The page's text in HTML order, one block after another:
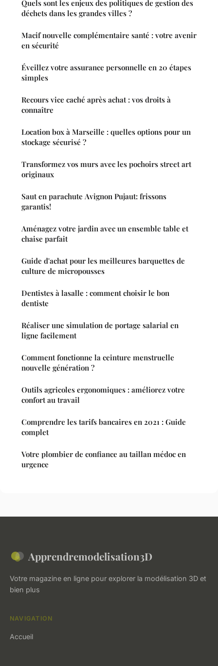
Quels sont les enjeux des politiques de gestion des
déchets dans les grandes villes ?
Macif nouvelle complémentaire santé : votre avenir
en sécurité
Éveillez votre assurance personnelle en 20 étapes
simples
Recours vice caché après achat : vos droits à
connaître
Location box à Marseille : quelles options pour un
stockage sécurisé ?
Transformez vos murs avec les pochoirs street art
originaux
Saut en parachute Avignon Pujaut: frissons
garantis!
Aménagez votre jardin avec un ensemble table et
chaise parfait
Guide d'achat pour les meilleures barquettes de
culture de micropousses
Dentistes à lasalle : comment choisir le bon
dentiste
Réaliser une simulation de portage salarial en
ligne facilement
Comment fonctionne la ceinture menstruelle
nouvelle génération ?
Outils agricoles ergonomiques : améliorez votre
confort au travail
Comprendre les tarifs bancaires en 2021 : Guide
complet
Votre plombier de confiance au taillan médoc en
urgence
Apprendremodelisation3D
Votre magazine en ligne pour explorer la modélisation 3D et
bien plus
NAVIGATION
Accueil